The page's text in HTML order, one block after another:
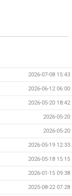
2026-07-08 15:43
2026-06-12 06:00
2026-05-20 18:42
2026-05-20
2026-05-20
2026-05-19 12:33
2026-05-18 15:15
2026-01-15 09:38
2025-08-22 07:28